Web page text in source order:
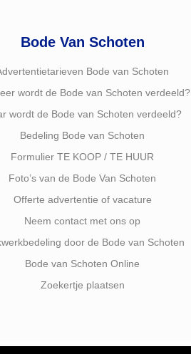
Bode Van Schoten
Bode van Schoten
wordt de Bode van Schoten verdeeld?
wordt de Bode van Schoten verdeeld?
Bedeling Bode van Schoten
Formulier TE KOOP / TE HUUR
Foto’s van de Bode Van Schoten
Offerte advertentie of vacature
Neem contact met ons op
door de Bode van Schoten
Bode van Schoten Online
Zoekertje plaatsen